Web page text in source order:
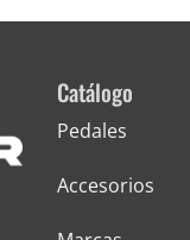
Catálogo
Pedales
Accesorios